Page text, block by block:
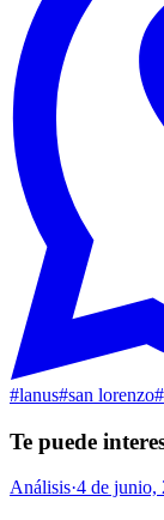
#lanus#san lorenzo#
Te puede
Análisis·4 de junio,